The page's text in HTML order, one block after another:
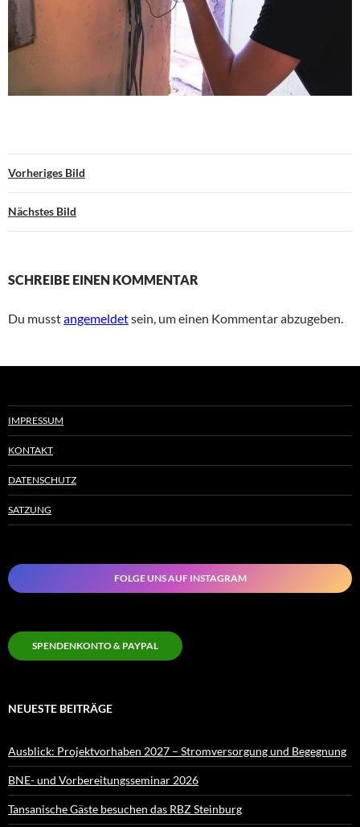
Vorheriges Bild
Nächstes Bild
SCHREIBE EINEN KOMMENTAR
Du musstangemeldetsein, um einen Kommentar abzugeben.
IMPRESSUM
KONTAKT
DATENSCHUTZ
SATZUNG
FOLGE UNS AUF INSTAGRAM
SPENDENKONTO & PAYPAL
NEUESTE BEITRÄGE
Ausblick: Projektvorhaben 2027 – Stromversorgung und Begegnung
BNE- und Vorbereitungsseminar 2026
Tansanische Gäste besuchen das RBZ Steinburg